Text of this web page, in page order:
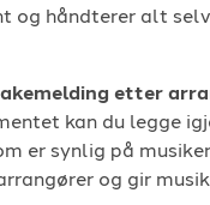
og håndterer alt
etter
kan du legge
er synlig på
og gir